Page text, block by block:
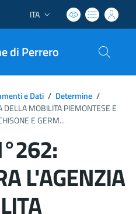
Lingua attiva:
ITA
di Perrero
e Dati / Determine /
MOBILITA PIEMONTESE E
E GERM...
L'AGENZIA